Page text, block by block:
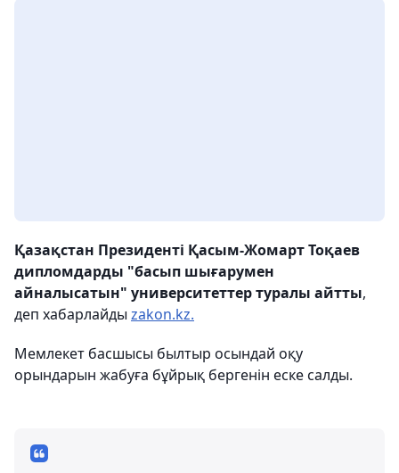
Қазақстан Президенті Қасым-Жомарт Тоқаев
дипломдарды "басып шығарумен
айналысатын" университеттер туралы айтты,
деп хабарлайды zakon.kz.
Мемлекет басшысы былтыр осындай оқу
орындарын жабуға бұйрық бергенін еске салды.